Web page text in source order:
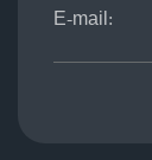
E-mail: